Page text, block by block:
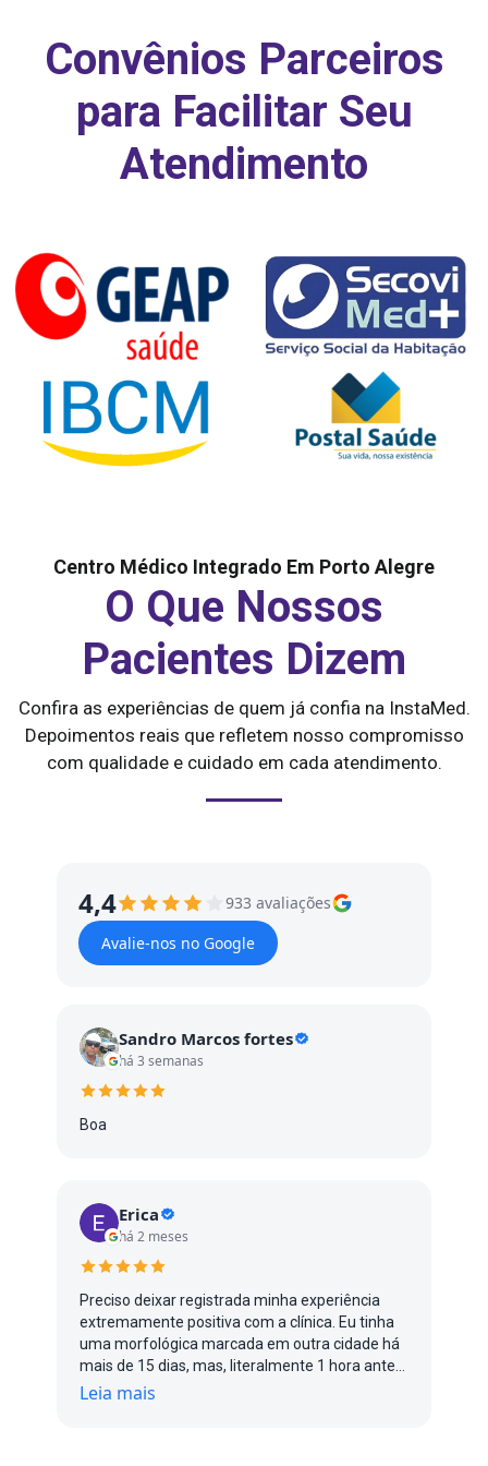
Convênios Parceiros
para Facilitar Seu
Atendimento
Centro Médico Integrado Em Porto Alegre
O Que Nossos
Pacientes Dizem
Confira as experiências de quem já confia na InstaMed.
Depoimentos reais que refletem nosso compromisso
com qualidade e cuidado em cada atendimento.
4,4
933 avaliações
Avalie-nos no Google
Sandro Marcos fortes
há 3 semanas
Boa
Erica
há 2 meses
Preciso deixar registrada minha experiência
extremamente positiva com a clínica. Eu tinha
uma morfológica marcada em outra cidade há
mais de 15 dias, mas, literalmente 1 hora antes
do exame, me avisaram que a médica estava
Leia mais